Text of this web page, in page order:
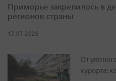
Приморье закрепилось в
регионов страны
17.07.2026
От
курорта: